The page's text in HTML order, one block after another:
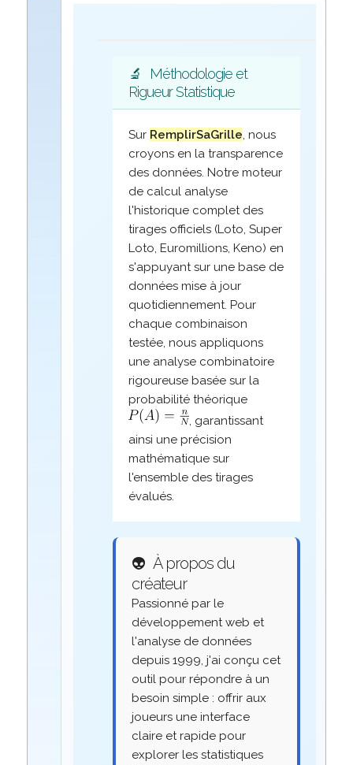
🔬
Méthodologie et
Rigueur Statistique
Sur RemplirSaGrille, nous
croyons en la transparence
des données. Notre moteur
de calcul analyse
l'historique complet des
tirages officiels (Loto, Super
Loto, Euromillions, Keno) en
s'appuyant sur une base de
données mise à jour
quotidiennement. Pour
chaque combinaison
testée, nous appliquons
une analyse combinatoire
rigoureuse basée sur la
probabilité théorique
, garantissant
ainsi une précision
mathématique sur
l'ensemble des tirages
évalués.
👽 À propos du
créateur
Passionné par le
développement web et
l'analyse de données
depuis 1999, j'ai conçu cet
outil pour répondre à un
besoin simple : offrir aux
joueurs une interface
claire et rapide pour
explorer les statistiques